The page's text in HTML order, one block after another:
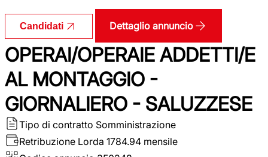
Candidati Dettaglio annuncio
OPERAI/OPERAIE ADDETTI/E
AL MONTAGGIO -
GIORNALIERO - SALUZZESE
Tipo di contratto Somministrazione
Retribuzione Lorda 1784.94 mensile